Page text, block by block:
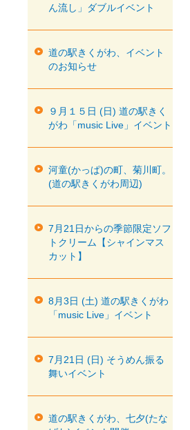
ん流し」ダブルイベント
道の駅きくがわ、イベント
のお知らせ
９月１５日 (日) 道の駅きく
がわ「music Live」イベント
河童(かっぱ)の町、菊川町。
(道の駅きくがわ周辺)
7月21日からの季節限定ソフ
トクリーム【シャインマス
カット】
8月3日 (土) 道の駅きくがわ
「music Live」イベント
7月21日 (日) そうめん振る
舞いイベント
道の駅きくがわ、七夕(たな